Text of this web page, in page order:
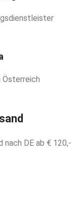
Österreich
nach DE ab € 120,-